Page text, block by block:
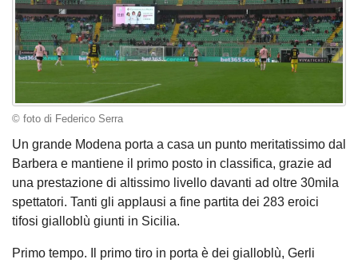
© foto di Federico Serra
Un grande Modena porta a casa un punto meritatissimo dal
Barbera e mantiene il primo posto in classifica, grazie ad
una prestazione di altissimo livello davanti ad oltre 30mila
spettatori. Tanti gli applausi a fine partita dei 283 eroici
tifosi gialloblù giunti in Sicilia.
Primo tempo. Il primo tiro in porta è dei gialloblù, Gerli